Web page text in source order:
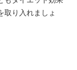
取り入れましょ